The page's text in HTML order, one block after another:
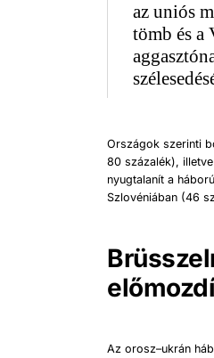
az uniós
tömb és a
Országok szerinti
80 százalék),
nyugtalanít a
Szlovéniában (46
Az orosz–ukrán